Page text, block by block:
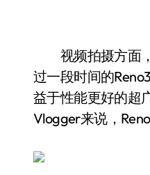
视频拍摄方面，
过一段时间的
益于性能更好的超
Vlogger来说，